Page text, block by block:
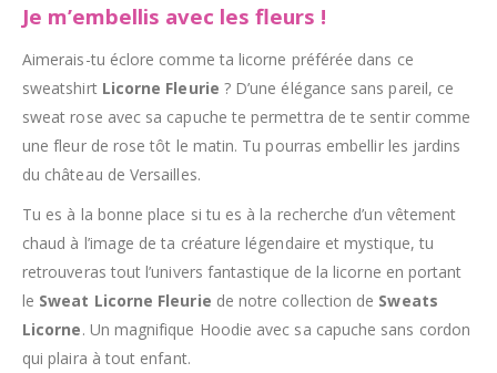
Je m’embellis avec les fleurs !
Aimerais-tu éclore comme ta licorne préférée dans ce
sweatshirt Licorne Fleurie ? D’une élégance sans pareil, ce
sweat rose avec sa capuche te permettra de te sentir comme
une fleur de rose tôt le matin. Tu pourras embellir les jardins
du château de Versailles.
Tu es à la bonne place si tu es à la recherche d’un vêtement
chaud à l’image de ta créature légendaire et mystique, tu
retrouveras tout l’univers fantastique de la licorne en portant
le Sweat Licorne Fleurie de notre collection de Sweats
Licorne. Un magnifique Hoodie avec sa capuche sans cordon
qui plaira à tout enfant.